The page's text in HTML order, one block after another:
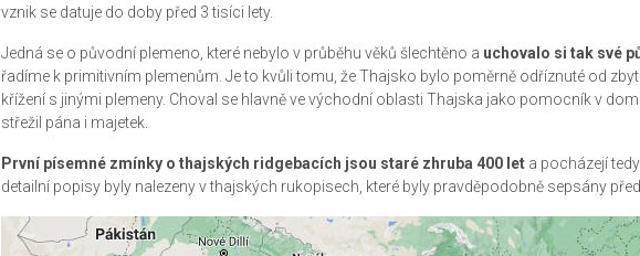
vznik se datuje do doby před 3 tisíci lety.
Jedná se o původní plemeno, které nebylo v průběhu věků šlechtěno a uchovalo si tak své
řadíme k primitivním plemenům. Je to kvůli tomu, že Thajsko bylo poměrně odříznuté od
křížení s jinými plemeny. Choval se hlavně ve východní oblasti Thajska jako pomocník v
střežil pána i majetek.
První písemné zmínky o thajských ridgebacích jsou staré zhruba 400 leta pocházejí
detailní popisy byly nalezeny v thajských rukopisech, které byly pravděpodobně sepsány před